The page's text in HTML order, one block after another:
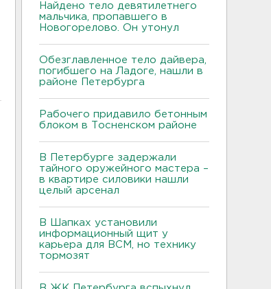
Найдено тело девятилетнего
мальчика, пропавшего в
Новогорелово. Он утонул
Обезглавленное тело дайвера,
погибшего на Ладоге, нашли в
районе Петербурга
Рабочего придавило бетонным
блоком в Тосненском районе
В Петербурге задержали
тайного оружейного мастера –
в квартире силовики нашли
целый арсенал
В Шапках установили
информационный щит у
карьера для ВСМ, но технику
тормозят